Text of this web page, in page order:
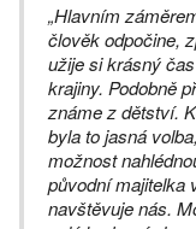
„Hlavním
člověk odpočine,
užije si krásný
krajiny. Podobně
známe z dětství.
byla to jasná
možnost
původní majitelka
navštěvuje nás.